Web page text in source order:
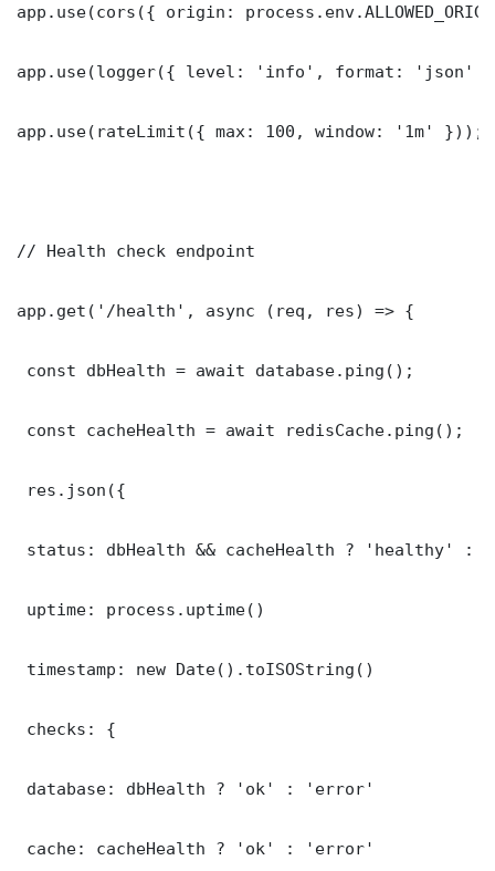
app.use(cors({ origin:
app.use(logger({ level: 'info', format: 'json'
app.use(rateLimit({ max: 100, window: '1m' }));
// Health check endpoint
app.get('/health', async (req, res) => {
const dbHealth = await database.ping();
const cacheHealth = await redisCache.ping();
res.json({
status: dbHealth && cacheHealth ? 'healthy' :
uptime: process.uptime()
timestamp: new Date().toISOString()
checks: {
database: dbHealth ? 'ok' : 'error'
cache: cacheHealth ? 'ok' : 'error'